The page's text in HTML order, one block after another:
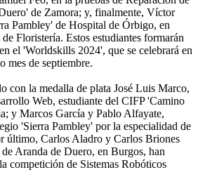
de Zamora; y, finalmente, Víctor
Pambley' de Hospital de Órbigo, en
Floristería. Estos estudiantes formarán
el 'Worldskills 2024', que se celebrará en
mes de septiembre.
con la medalla de plata José Luis Marco,
Web, estudiante del CIFP 'Camino
y Marcos García y Pablo Alfayate,
'Sierra Pambley' por la especialidad de
último, Carlos Aladro y Carlos Briones
Aranda de Duero, en Burgos, han
competición de Sistemas Robóticos